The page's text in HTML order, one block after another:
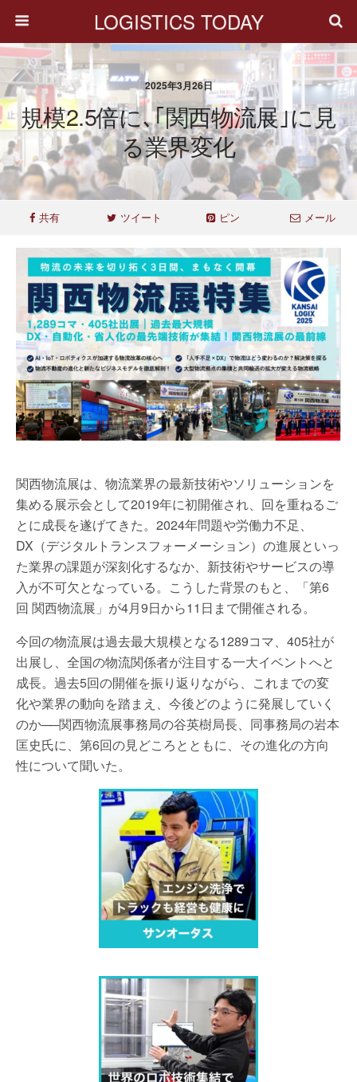
LOGISTICS TODAY
2025年3月26日
規模2.5倍に､｢関西物流展｣に見
る業界変化
共有 ツイート ピン メール
関西物流展は、物流業界の最新技術やソリューションを
集める展示会として2019年に初開催され、回を重ねるご
とに成長を遂げてきた。2024年問題や労働力不足、
DX（デジタルトランスフォーメーション）の進展といっ
た業界の課題が深刻化するなか、新技術やサービスの導
入が不可欠となっている。こうした背景のもと、「第6
回 関西物流展」が4月9日から11日まで開催される。
今回の物流展は過去最大規模となる1289コマ、405社が
出展し、全国の物流関係者が注目する一大イベントへと
成長。過去5回の開催を振り返りながら、これまでの変
化や業界の動向を踏まえ、今後どのように発展していく
のか──関西物流展事務局の谷英樹局長、同事務局の岩本
匡史氏に、第6回の見どころとともに、その進化の方向
性について聞いた。